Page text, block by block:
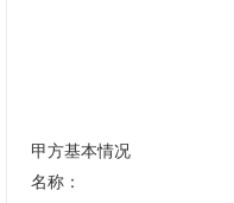
甲方基本情况
名称：